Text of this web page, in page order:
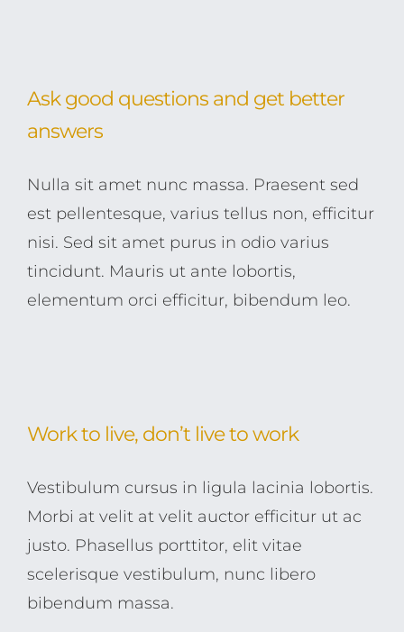
Ask good questions and get better
answers
Nulla sit amet nunc massa. Praesent sed
est pellentesque, varius tellus non, efficitur
nisi. Sed sit amet purus in odio varius
tincidunt. Mauris ut ante lobortis,
elementum orci efficitur, bibendum leo.
Work to live, don’t live to work
Vestibulum cursus in ligula lacinia lobortis.
Morbi at velit at velit auctor efficitur ut ac
justo. Phasellus porttitor, elit vitae
scelerisque vestibulum, nunc libero
bibendum massa.